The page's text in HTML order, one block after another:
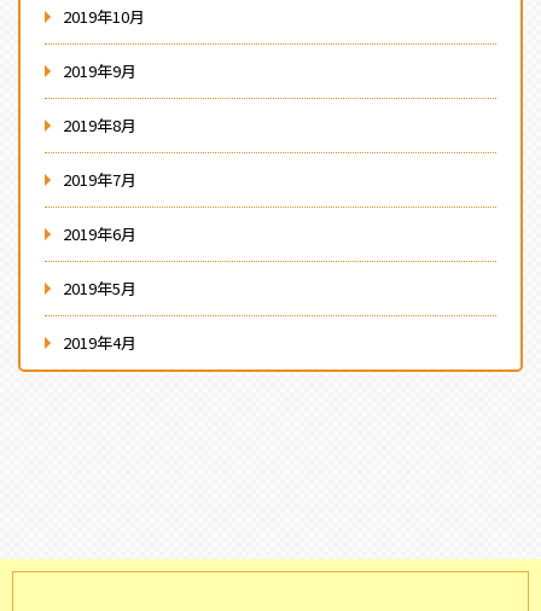
2019年10月
2019年9月
2019年8月
2019年7月
2019年6月
2019年5月
2019年4月